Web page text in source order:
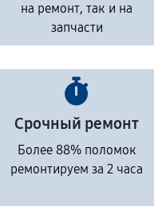
на ремонт, так и на
запчасти
Срочный ремонт
Более 88% поломок
ремонтируем за 2 часа